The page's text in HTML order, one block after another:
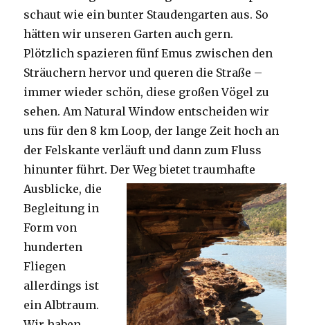
schaut wie ein bunter Staudengarten aus. So
hätten wir unseren Garten auch gern.
Plötzlich spazieren fünf Emus zwischen den
Sträuchern hervor und queren die Straße –
immer wieder schön, diese großen Vögel zu
sehen. Am Natural Window entscheiden wir
uns für den 8 km Loop, der lange Zeit hoch an
der Felskante verläuft und dann zum Fluss
hinunter führt. Der Weg bietet traumhafte
Ausblicke, die
Begleitung in
Form von
hunderten
Fliegen
allerdings ist
ein Albtraum.